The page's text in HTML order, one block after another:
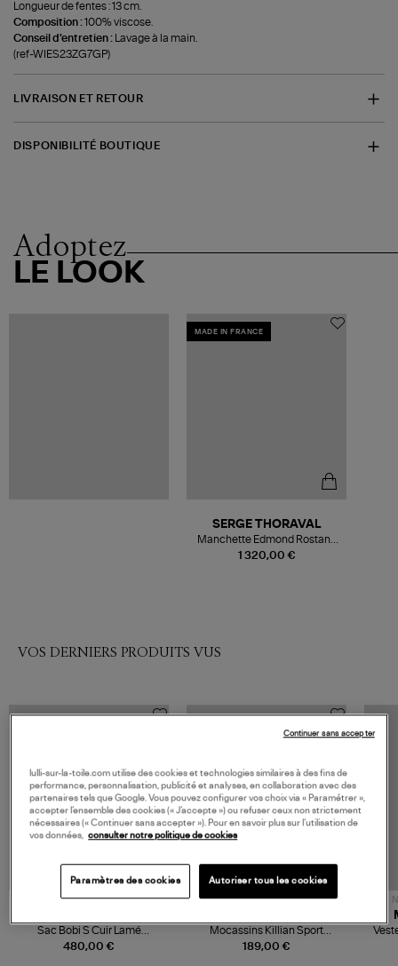
Longueur de fentes : 13 cm.
Composition :100% viscose.
Conseil d'entretien :
Lavage à la main.
(ref-WIES23ZG7GP)
LIVRAISON ET RETOUR
DISPONIBILITÉ BOUTIQUE
Adoptez
LE LOOK
MADE IN FRANCE
1 320,00 €
SERGE THORAVAL
Manchette Edmond Rostand
10 rangs Argent
VOS DERNIERS PRODUITS VUS
480,00 €
Sac Bobi S Cuir Lamé
Champagne
NOUVELLE COLLECTION
189,00 €
Mocassins Killian Sport
Mousse
lulli-sur-la-toile.com utilise des cookies et technologies similaires à des fins de
performance, personnalisation, publicité et analyses, en collaboration avec des
partenaires tels que Google. Vous pouvez configurer vos choix via « Paramétrer »,
accepter l’ensemble des cookies (« J’accepte ») ou refuser ceux non strictement
nécessaires (« Continuer sans accepter »). Pour en savoir plus sur l’utilisation de
vos données, consulter notre politique de cookies
Paramètres des cookies Autoriser tous les cookies
Continuer sans accepter